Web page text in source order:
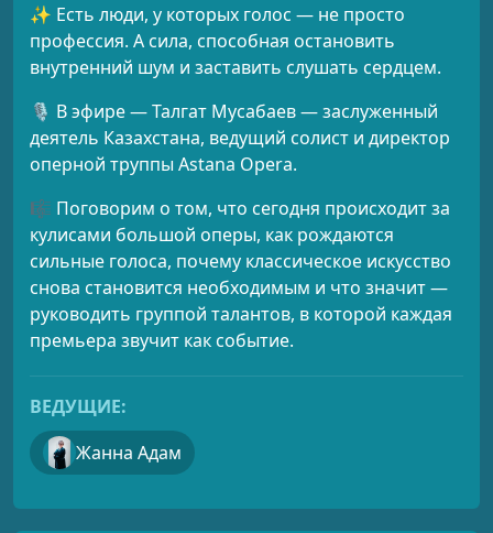
✨ Есть люди, у которых голос — не просто
профессия. А сила, способная остановить
внутренний шум и заставить слушать сердцем.
🎙 В эфире — Талгат Мусабаев — заслуженный
деятель Казахстана, ведущий солист и директор
оперной труппы Astana Opera.
🎼 Поговорим о том, что сегодня происходит за
кулисами большой оперы, как рождаются
сильные голоса, почему классическое искусство
снова становится необходимым и что значит —
руководить группой талантов, в которой каждая
премьера звучит как событие.
ВЕДУЩИЕ:
Жанна Адам